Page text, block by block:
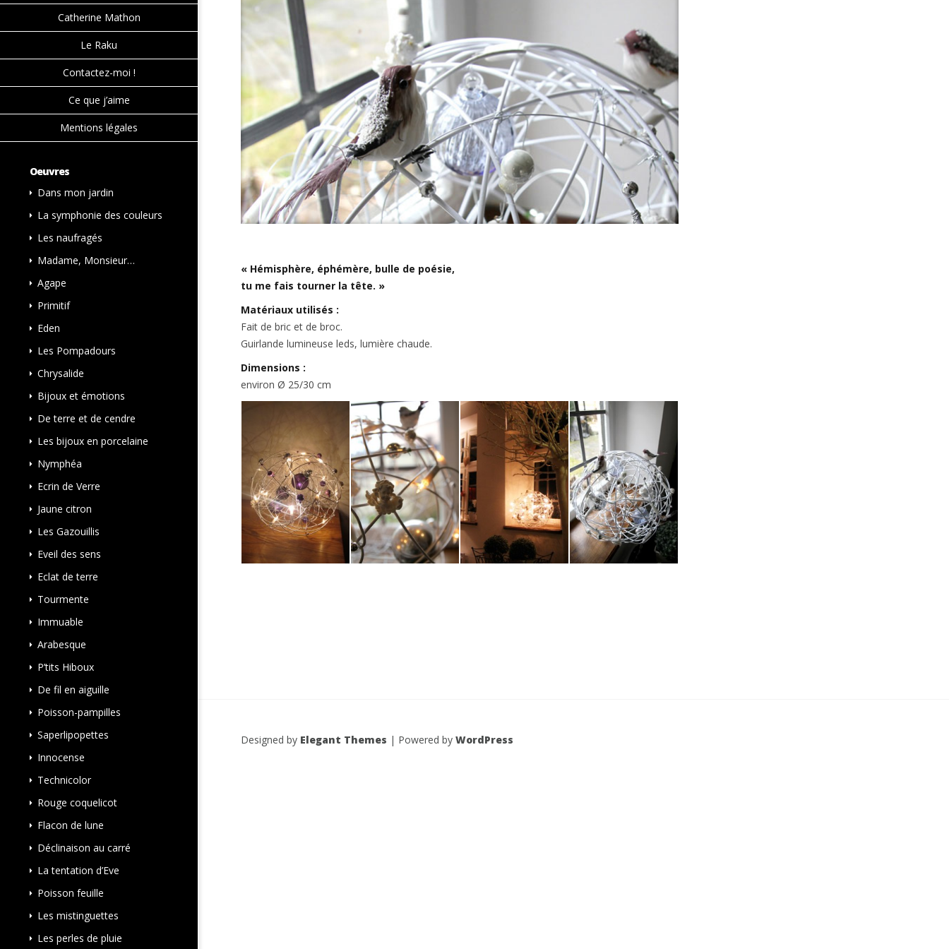
Catherine Mathon
Le Raku
Contactez-moi !
Ce que j’aime
Mentions légales
Oeuvres
Dans mon jardin
La symphonie des couleurs
Les naufragés
Madame, Monsieur…
Agape
Primitif
Eden
Les Pompadours
Chrysalide
Bijoux et émotions
De terre et de cendre
Les bijoux en porcelaine
Nymphéa
Ecrin de Verre
Jaune citron
Les Gazouillis
Eveil des sens
Eclat de terre
Tourmente
Immuable
Arabesque
P’tits Hiboux
De fil en aiguille
Poisson-pampilles
Saperlipopettes
Innocense
Technicolor
Rouge coquelicot
Flacon de lune
Déclinaison au carré
La tentation d’Eve
Poisson feuille
Les mistinguettes
Les perles de pluie
« Hémisphère, éphémère, bulle de poésie,
tu me fais tourner la tête. »
Matériaux utilisés :
Fait de bric et de broc.
Guirlande lumineuse leds, lumière chaude.
Dimensions :
environ Ø 25/30 cm
Designed by Elegant Themes | Powered by WordPress